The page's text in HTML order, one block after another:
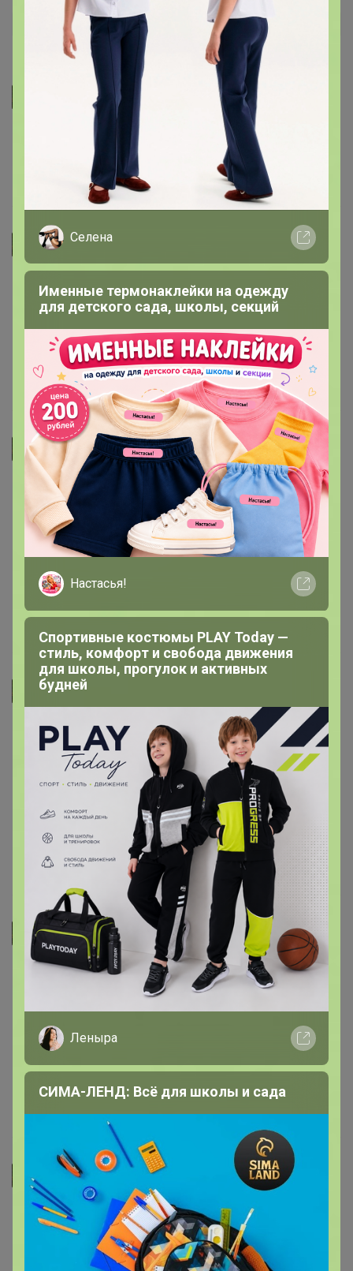
Средняя оценка 4,9 ★ (152 отзывов)
Отзывы покупателей с Сима-ленд:
11 февраля, 2026 14:02
Джилка
И вправду супер прочные! Понравились☺️
11 февраля, 2026 14:02
Джилка
Очень классные бахилы!Плотные,не рвутся и не
протекают. Рекомендую однозначно. В пакете ,как в
аптеке ровно 50 пар👍
11 февраля, 2026 14:02
Джилка
Бахилы прочные, хорошие👍. Я в аптеке такие брала
4р шт. В упаковке было 51 пара. Нам для садика
надолго хватит. К покупке советую.
11 февраля, 2026 14:02
Джилка
Действительно суперпрочные бахилы. Но 99 шт т.е.
49.5 пар в каждой из заказанных пачек.
Джилка
- Прочные, хорошие. Цвет как мне нравится.
- Отличные бахилы, крепкие. Беру не первый раз.
Селена
Именные термонаклейки на одежду
для детского сада, школы, секций
Настасья!
Спортивные костюмы PLAY Today —
стиль, комфорт и свобода движения
для школы, прогулок и активных
будней
Леныра
СИМА-ЛЕНД: Всё для школы и сада